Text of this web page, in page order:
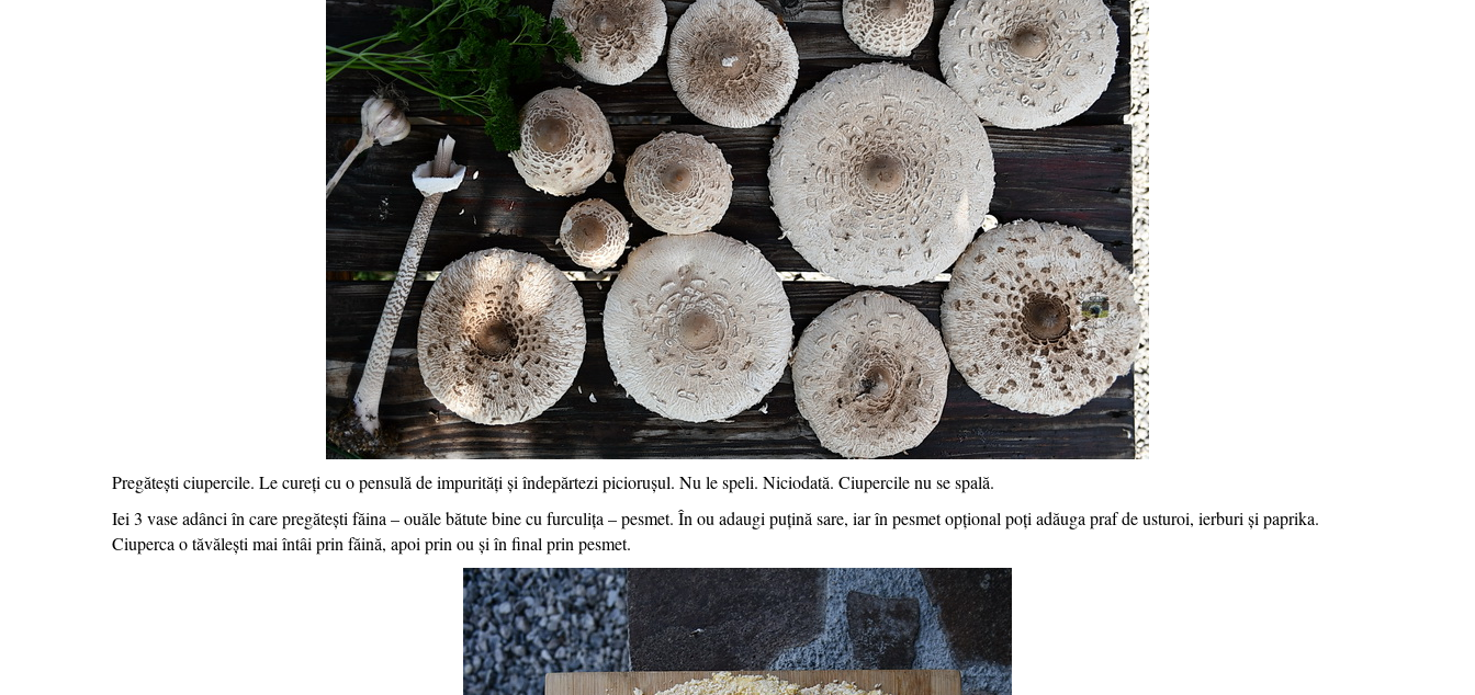
Pregătești ciupercile. Le cureți cu o pensulă de impurități și îndepărtezi piciorușul. Nu le speli. Niciodată. Ciupercile nu se spală.
Iei 3 vase adânci în care pregătești făina – ouăle bătute bine cu furculița – pesmet. În ou adaugi puțină sare, iar în pesmet opțional poți adăuga praf de usturoi, ierburi și paprika.
Ciuperca o tăvălești mai întâi prin făină, apoi prin ou și în final prin pesmet.